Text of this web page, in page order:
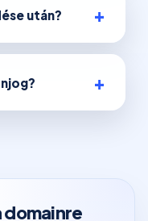
után?
domainre